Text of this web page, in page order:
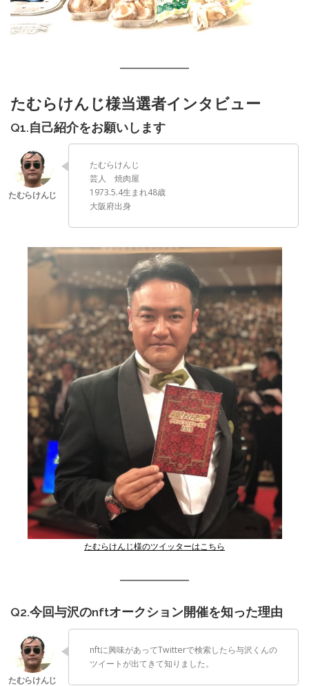
たむらけんじ様当選者インタビュー
Q1.自己紹介をお願いします
たむらけんじ
芸人 焼肉屋
1973.5.4生まれ48歳
大阪府出身
たむらけんじ様のツイッターはこちら
Q2.今回与沢のnftオークション開催を知った理由
nftに興味があってTwitterで検索したら与沢くんの
ツイートが出てきて知りました。